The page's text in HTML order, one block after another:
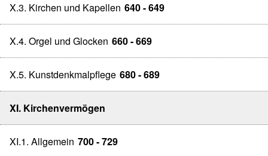
X.3. Kirchen und Kapellen 640 - 649
X.4. Orgel und Glocken 660 - 669
X.5. Kunstdenkmalpflege 680 - 689
XI. Kirchenvermögen
XI.1. Allgemein 700 - 729